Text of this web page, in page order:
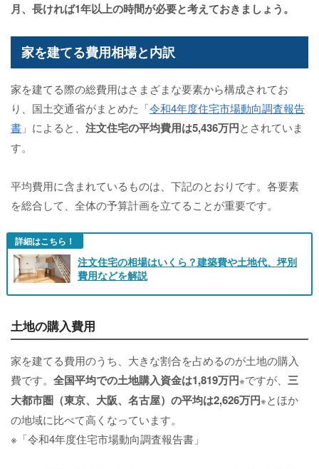
月、長ければ1年以上の時間が必要と考えておきましょう。
家を建てる費用相場と内訳
家を建てる際の総費用はさまざまな要素から構成されてお
り、国土交通省がまとめた「令和4年度住宅市場動向調査報告
書 」によると、 注文住宅の平均費用は5,436万円とされていま
す。
平均費用に含まれているものは、下記のとおりです。各要素
を総合して、全体の予算計画を立てることが重要です。
詳細はこちら！
注文住宅の相場はいくら？建築費や土地代、坪別
費用などを解説
土地の購入費用
家を建てる費用のうち、大きな割合を占めるのが土地の購入
費です。 全国平均での土地購入資金は1,819万円※ですが、 三
大都市圏（東京、大阪、名古屋）の平均は2,626万円※とほか
の地域に比べて高くなっています。
※「令和4年度住宅市場動向調査報告書」